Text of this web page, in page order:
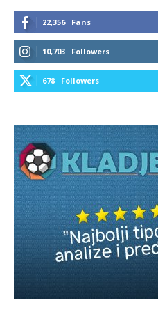
22,356 Fans
10,703 Followers
678 Followers